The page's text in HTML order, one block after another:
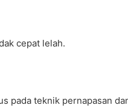
cepat lelah.
pada teknik pernapasan